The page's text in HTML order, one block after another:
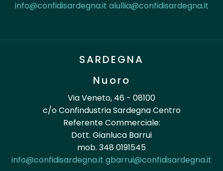
info@confidisardegna.it alullia@confidisardegna.it
SARDEGNA
Nuoro
Via Veneto, 46 - 08100
c/o Confindustria Sardegna Centro
Referente Commerciale:
Dott. Gianluca Barrui
mob. 348 0191545
info@confidisardegna.it gbarrui@confidisardegna.it